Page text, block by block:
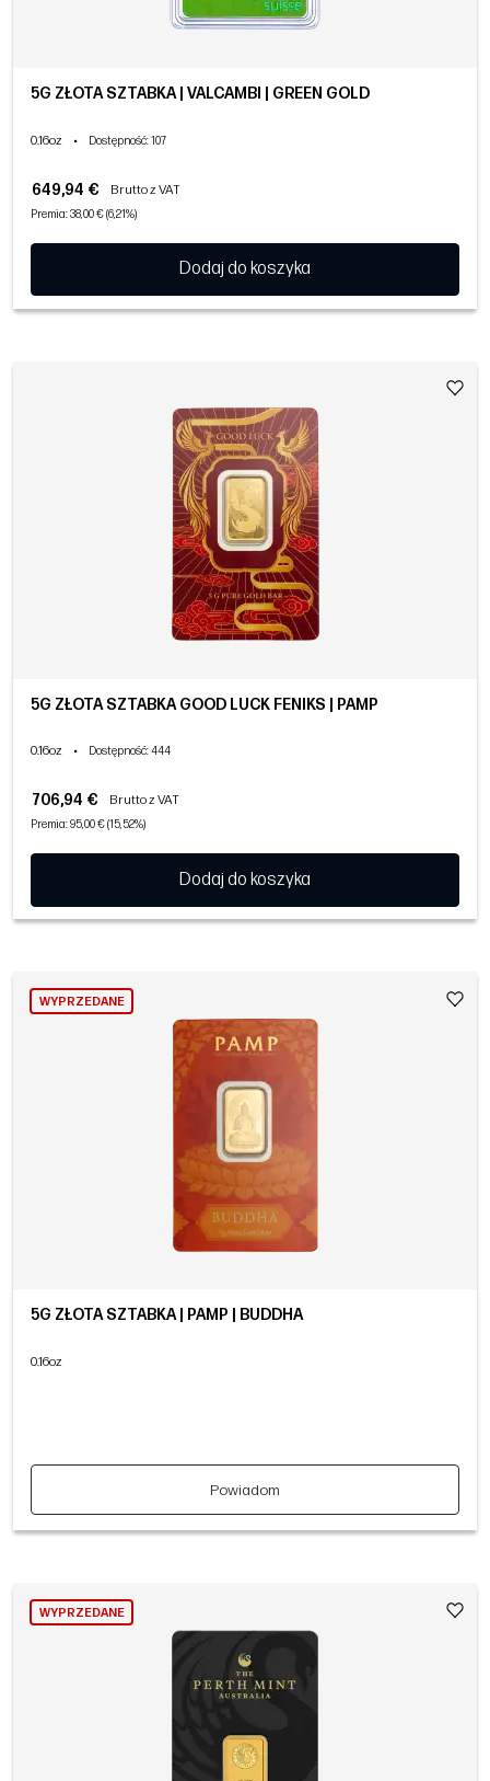
5G ZŁOTA SZTABKA | VALCAMBI | GREEN GOLD
0.16oz • Dostępność: 107
649,94 € Brutto z VAT
Premia: 38,00 € (6,21%)
Dodaj do koszyka
5G ZŁOTA SZTABKA GOOD LUCK FENIKS | PAMP
0.16oz • Dostępność: 444
706,94 € Brutto z VAT
Premia: 95,00 € (15,52%)
Dodaj do koszyka
WYPRZEDANE
5G ZŁOTA SZTABKA | PAMP | BUDDHA
0.16oz
Powiadom
WYPRZEDANE